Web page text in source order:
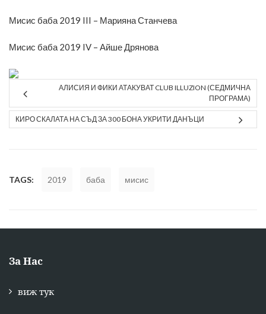
Мисис баба 2019 III – Марияна Станчева
Мисис баба 2019 IV – Айше Дрянова
АЛИСИЯ И ФИКИ АТАКУВАТ CLUB ILLUZION (СЕДМИЧНА
ПРОГРАМА)
КИРО СКАЛАТА НА СЪД ЗА 300 БОНА УКРИТИ ДАНЪЦИ
TAGS: 2019 баба мисис
За Нас
виж тук